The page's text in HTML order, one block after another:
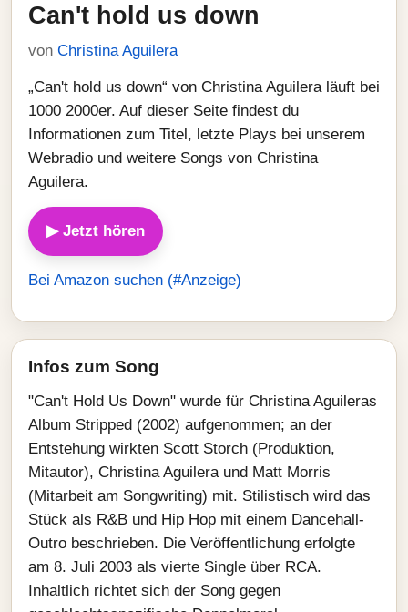
Can't hold us down
von Christina Aguilera
„Can't hold us down“ von Christina Aguilera läuft bei
1000 2000er. Auf dieser Seite findest du
Informationen zum Titel, letzte Plays bei unserem
Webradio und weitere Songs von Christina
Aguilera.
▶ Jetzt hören
Bei Amazon suchen (#Anzeige)
Infos zum Song
"Can't Hold Us Down" wurde für Christina Aguileras
Album Stripped (2002) aufgenommen; an der
Entstehung wirkten Scott Storch (Produktion,
Mitautor), Christina Aguilera und Matt Morris
(Mitarbeit am Songwriting) mit. Stilistisch wird das
Stück als R&B und Hip Hop mit einem Dancehall-
Outro beschrieben. Die Veröffentlichung erfolgte
am 8. Juli 2003 als vierte Single über RCA.
Inhaltlich richtet sich der Song gegen